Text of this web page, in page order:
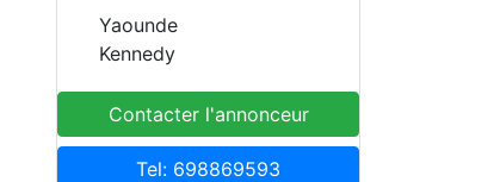
Yaounde
Kennedy
Contacter l'annonceur
Tel: 698869593